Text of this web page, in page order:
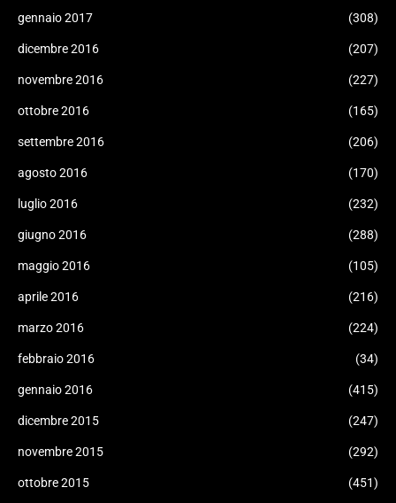
gennaio 2017 (308)
dicembre 2016 (207)
novembre 2016 (227)
ottobre 2016 (165)
settembre 2016 (206)
agosto 2016 (170)
luglio 2016 (232)
giugno 2016 (288)
maggio 2016 (105)
aprile 2016 (216)
marzo 2016 (224)
febbraio 2016 (34)
gennaio 2016 (415)
dicembre 2015 (247)
novembre 2015 (292)
ottobre 2015 (451)